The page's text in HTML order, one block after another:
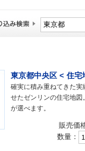
東京都中央区 < 住宅
確実に積み重ねてきた実
せたゼンリンの住宅地図
が選べます。
販売価
数量：